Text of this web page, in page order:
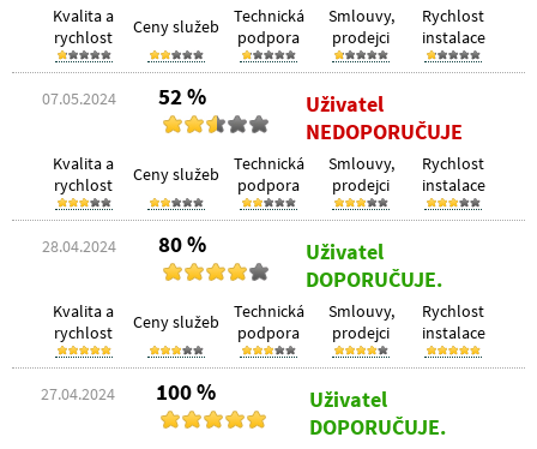
Kvalita a
rychlost
Ceny služeb
Technická
podpora
Smlouvy,
prodejci
Rychlost
instalace
07.05.2024 52 %
Uživatel
NEDOPORUČUJE
Kvalita a
rychlost
Ceny služeb
Technická
podpora
Smlouvy,
prodejci
Rychlost
instalace
28.04.2024 80 %
Uživatel
DOPORUČUJE.
Kvalita a
rychlost
Ceny služeb
Technická
podpora
Smlouvy,
prodejci
Rychlost
instalace
27.04.2024 100 %
Uživatel
DOPORUČUJE.